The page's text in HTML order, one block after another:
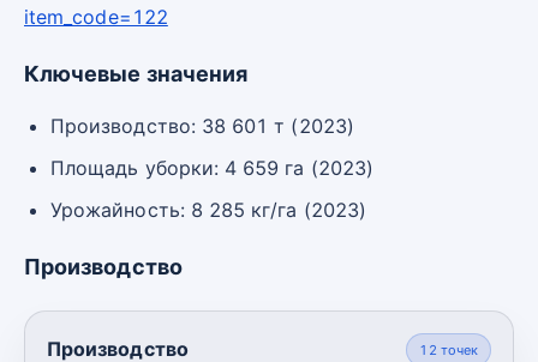
item_code=122
Ключевые значения
Производство: 38 601 т (2023)
Площадь уборки: 4 659 га (2023)
Урожайность: 8 285 кг/га (2023)
Производство
Производство 12 точек